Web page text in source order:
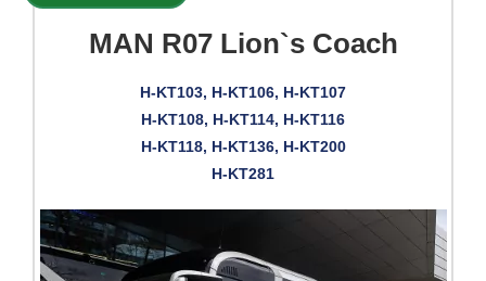
MAN R07 Lion`s Coach
H-KT103, H-KT106, H-KT107
H-KT108, H-KT114, H-KT116
H-KT118, H-KT136, H-KT200
H-KT281